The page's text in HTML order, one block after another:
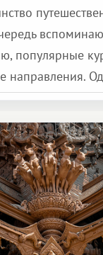
популярные
направления.
обменной
шире. Среди них
континент,